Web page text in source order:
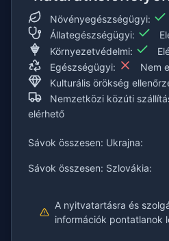
Növényegészségügyi:
Állategészségügyi:
Környezetvédelmi:
Egészségügyi:
Nem
Kulturális örökség
Nemzetközi közúti
elérhető
Sávok összesen: Ukrajna:
Sávok összesen: Szlovákia:
A nyitvatartásra és
információk pontatlanok